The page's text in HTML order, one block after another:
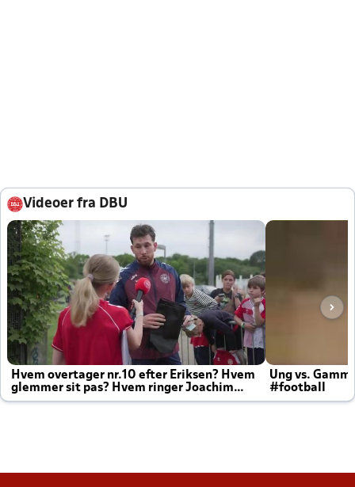
Videoer fra DBU
Hvem overtager nr.10 efter Eriksen? Hvem
glemmer sit pas? Hvem ringer Joachim
altid til efter kampe?
Ung vs.
#football